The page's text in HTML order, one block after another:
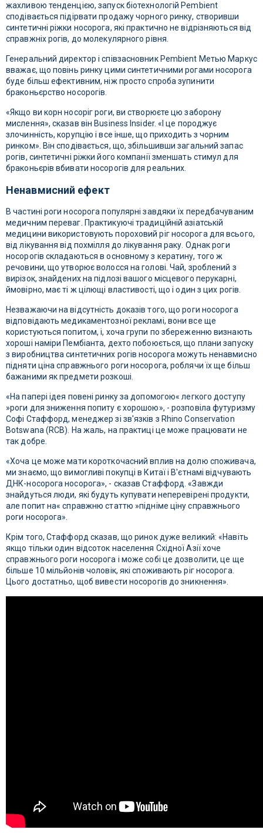
жахливою тенденцією, запуск біотехнологій Pembient
сподівається підірвати продажу чорного ринку, створивши
синтетичні ріжки носорога, які практично не відрізняються від
справжніх рогів, до молекулярного рівня.
Генеральний директор і співзасновник Pembient Метью Маркус
вважає, що повінь ринку цими синтетичними рогами носорога
буде більш ефективним, ніж просто спроба зупинити
браконьєрство носорогів.
«Якщо ви корн носоріг роги, ви створюєте цю заборону
мислення», сказав він Business Insider. «І це породжує
злочинність, корупцію і все інше, що приходить з чорним
ринком». Він сподівається, що, збільшивши загальний запас
рогів, синтетичні ріжки його компанії зменшать стимул для
браконьєрів вбивати носорогів для реальних.
Ненавмисний ефект
В частині роги носорога популярні завдяки їх передбачуваним
медичним переваг. Практикуючі традиційній азіатській
медицини використовують пороховий ріг носорога для всього,
від лікування від похмілля до лікування раку. Однак роги
носорогів складаються в основному з кератину, того ж
речовини, що утворює волосся на голові. Чай, зроблений з
вирізок, знайдених на підлозі вашого місцевого перукарні,
ймовірно, має ті ж цілющі властивості, що і один з цих рогів.
Незважаючи на відсутність доказів того, що роги носорога
відповідають медикаментозної рекламі, вони все ще
користуються попитом, і, хоча групи по збереженню визнають
хороші наміри Пембіанта, дехто побоюється, що плани запуску
з виробництва синтетичних рогів носорога можуть ненавмисно
підняти ціна справжнього роги носорога, роблячи їх ще більш
бажаними як предмети розкоші.
«На папері ідея повені ринку за допомогою« легкого доступу
»роги для зниження попиту є хорошою», - розповіла футуризму
Софі Стаффорд, менеджер зі зв'язків з Rhino Conservation
Botswana (RCB). На жаль, на практиці це може працювати не
так добре.
«Хоча це може мати короткочасний вплив на долю споживача,
ми знаємо, що вимогливі покупці в Китаї і В'єтнамі відчувають
ДНК-носорога носорога», - сказав Стаффорд. «Завжди
знайдуться люди, які будуть купувати неперевірені продукти,
але попит на« справжню статтю »підніме ціну справжнього
роги носорога».
Крім того, Стаффорд сказав, що ринок дуже великий: «Навіть
якщо тільки один відсоток населення Східної Азії хоче
справжнього роги носорога і може собі це дозволити, це ще
більше 10 мільйонів чоловік, які споживають ріг носорога.
Цього достатньо, щоб вивести носорогів до зникнення».